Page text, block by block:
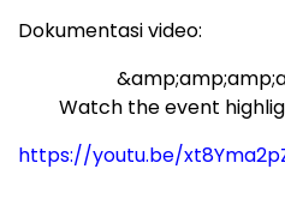
Dokumentasi video:
Watch the event
https://youtu.be/